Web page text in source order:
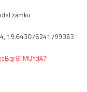
zamku
19.643076241799363